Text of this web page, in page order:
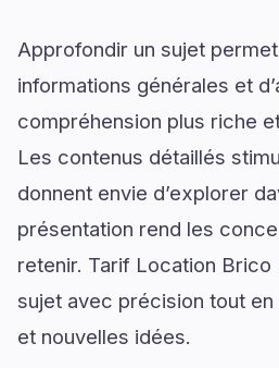
Approfondir un sujet
informations générales et
compréhension plus riche
Les contenus détaillés
donnent envie d’explorer
présentation rend les
retenir. Tarif Location
sujet avec précision tout
et nouvelles idées.